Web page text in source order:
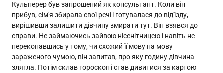
Кульперер був запрошений як консультант. Коли він
прибув, сім'я збирала свої речі і готувалася до від'їзду,
вирішивши залишити дівчину вмирати тут. Він взявся до
справи. Не займаючись зайвою нісенітницею і навіть не
переконавшись у тому, чи схожий її мову на мову
зараженого чумою, він запитав, про яку годину дівчина
злягла. Потім склав гороскоп і став дивитися за картою